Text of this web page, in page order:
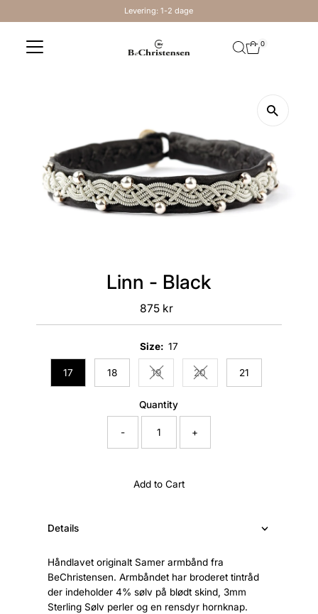
Levering: 1-2 dage
0
Linn - Black
Regular
Price
875 kr
Size: 17
17 18 19Variant sold out or unavailable
20Variant sold out or
21
Quantity
- +
Add to Cart
Details
Håndlavet originalt Samer armbånd fra
BeChristensen. Armbåndet har broderet tintråd
der indeholder 4% sølv på blødt skind, 3mm
Sterling Sølv perler og en rensdyr hornknap.